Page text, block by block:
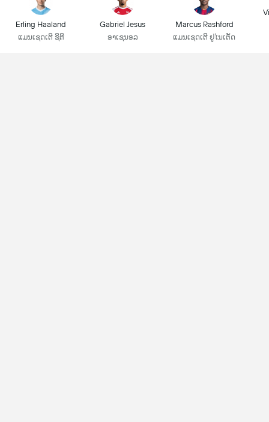
Erling Haaland
ແມນເຊດເຕີ ຊິຕີ
Gabriel Jesus
ອາເຊນອລ
Marcus Rashford
ແມນເຊດເຕີ ຢູໄນເຕັດ